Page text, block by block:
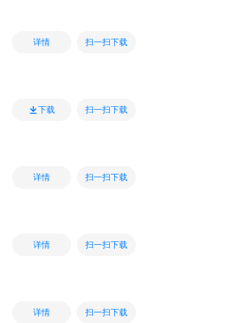
详情 扫一扫下载
下载 扫一扫下载
详情 扫一扫下载
详情 扫一扫下载
详情 扫一扫下载